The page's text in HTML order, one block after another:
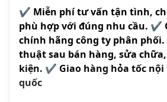
✔️ Miễn phí tư vấn tận tình,
phù hợp với đúng nhu cầu. ✔️
chính hãng công ty phân
thuật sau bán hàng, sửa
kiện. ✔️ Giao hàng hỏa tốc
quốc